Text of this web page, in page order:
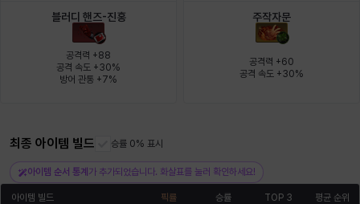
크레이버 타지아
펠릭스
블러디 핸즈-진홍
공격력 +88
공격 속도 +30%
방어 관통 +7%
주작자문
공격력 +60
공격 속도 +30%
최종 아이템 빌드 승률 0% 표시
아이템 순서 통계 가 추가되었습니다. 화살표를 눌러 확인하세요!
아이템 빌드 픽률 승률 TOP 3 평균 순위